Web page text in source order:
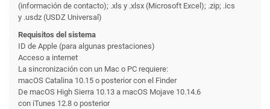
(información de contacto); .xls y .xlsx (Microsoft Excel); .zip; .ics
y .usdz (USDZ Universal)
Requisitos del sistema
ID de Apple (para algunas prestaciones)
Acceso a internet
La sincronización con un Mac o PC requiere:
macOS Catalina 10.15 o posterior con el Finder
De macOS High Sierra 10.13 a macOS Mojave 10.14.6
con iTunes 12.8 o posterior